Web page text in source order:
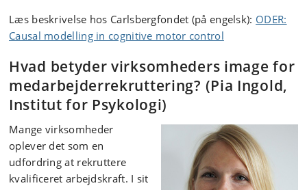
Læs beskrivelse hos Carlsbergfondet (på engelsk): ODER:
Causal modelling in cognitive motor control
Hvad betyder virksomheders image for
medarbejderrekruttering? (Pia Ingold,
Institut for Psykologi)
Mange virksomheder
oplever det som en
udfordring at rekruttere
kvalificeret arbejdskraft. I sit